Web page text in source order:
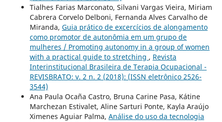
Tialhes Farias Marconato, Silvani Vargas Vieira, Miriam
Cabrera Corvelo Delboni, Fernanda Alves Carvalho de
Miranda, Guia prático de excercícios de alongamento
como promotor de autonômia em um grupo de
mulheres / Promoting autonomy in a group of women
with a practical guide to stretching , Revista
Interinstitucional Brasileira de Terapia Ocupacional -
REVISBRATO: v. 2 n. 2 (2018): (ISSN eletrônico 2526-
3544)
Ana Paula Ocaña Castro, Bruna Carine Pasa, Kátine
Marchezan Estivalet, Aline Sarturi Ponte, Kayla Araújo
Ximenes Aguiar Palma, Análise do uso da tecnologia